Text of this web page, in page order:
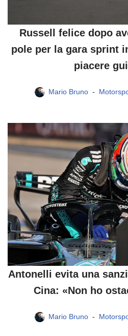
Russell felice dopo
pole per la gara sprint
piacere
Mario Bruno
Antonelli evita una
Cina: «Non ho
Mario Bruno